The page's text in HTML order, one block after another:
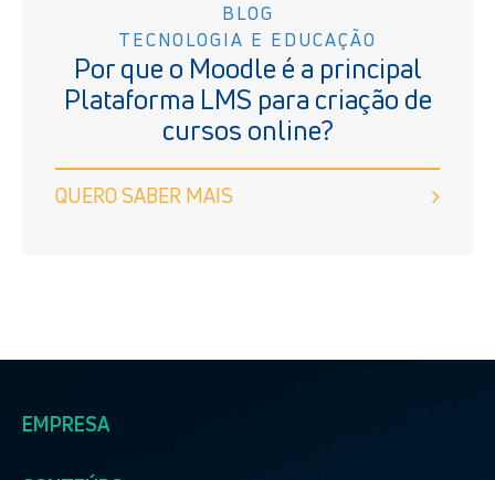
BLOG
TECNOLOGIA E EDUCAÇÃO
Por que o Moodle é a principal
Plataforma LMS para criação de
cursos online?
QUERO SABER MAIS
EMPRESA